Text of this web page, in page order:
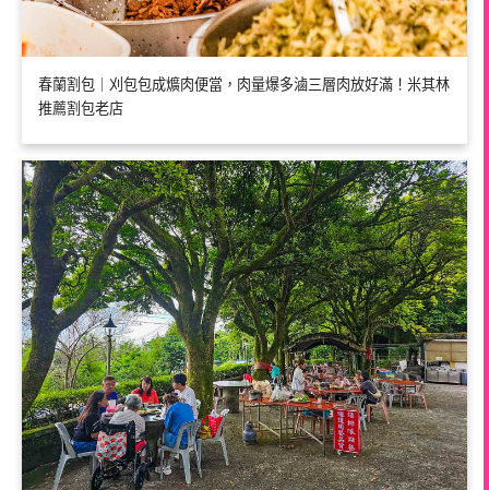
春蘭割包｜刈包包成爌肉便當，肉量爆多滷三層肉放好滿！米其林
推薦割包老店